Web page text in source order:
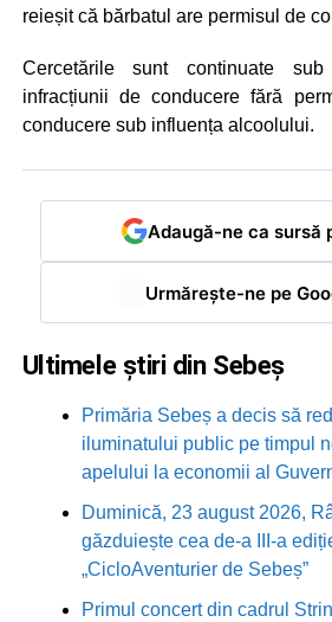
reieșit că bărbatul are permisul de
Cercetările sunt continuate
infracțiunii de conducere fără
conducere sub influența alcoolului.
Adaugă-ne ca sursă
Urmărește-ne pe
Ultimele știri din Sebeș
Primăria Sebeș a decis să
iluminatului public pe timpul
apelului la economii al
Duminică, 23 august 2026,
găzduiește cea de-a III-a
„CicloAventurier de Sebeș”
Primul concert din cadrul